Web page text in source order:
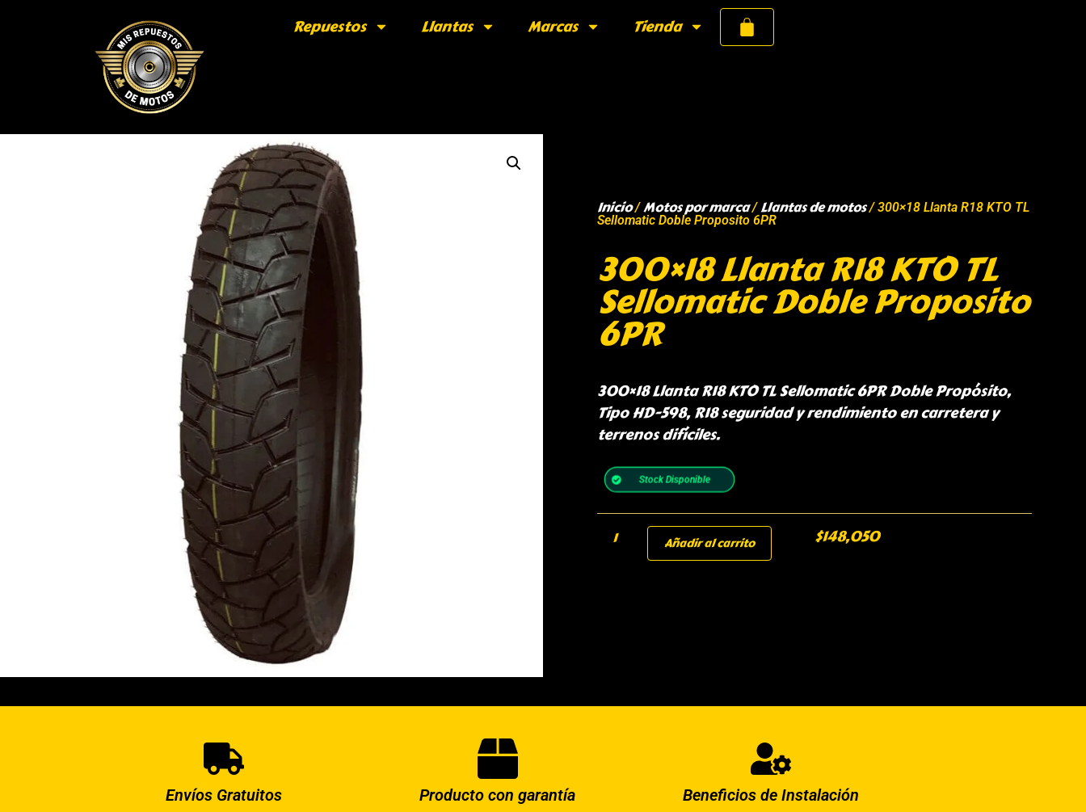
Repuestos Llantas Marcas Tienda
Inicio/Motos por marca/Llantas de motos/ 300×18 Llanta R18 KTO TL
Sellomatic Doble Proposito 6PR
300×18 Llanta R18 KTO TL
Sellomatic Doble Proposito
6PR
300×18 Llanta R18 KTO TL Sellomatic 6PR Doble Propósito,
Tipo HD-598, R18 seguridad y rendimiento en carretera y
terrenos difíciles.
Stock Disponible
$148,050
Añadir al carrito
Envíos Gratuitos Producto con garantía Beneficios de Instalación